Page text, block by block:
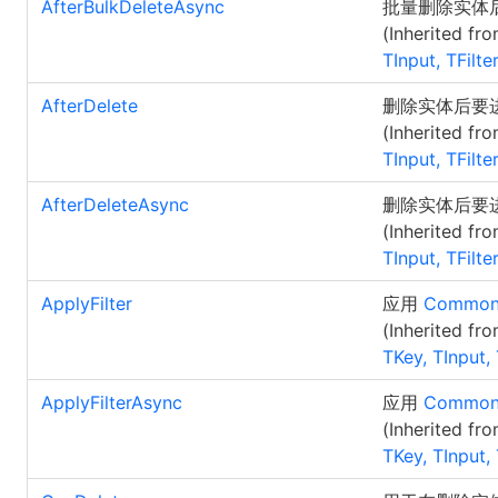
AfterBulkDeleteAsync
批量删除实体
(Inherited
TInput, TFilter
AfterDelete
删除实体后要
(Inherited
TInput, TFilter
AfterDeleteAsync
删除实体后要
(Inherited
TInput, TFilter
ApplyFilter 应用
(Inherited
TKey, TInput,
ApplyFilterAsync 应用
(Inherited
TKey, TInput,